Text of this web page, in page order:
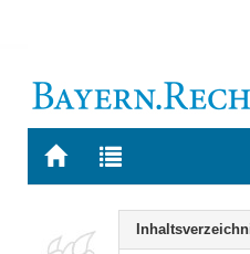
Zur
BAYERN.RECHT
Zur
letzten